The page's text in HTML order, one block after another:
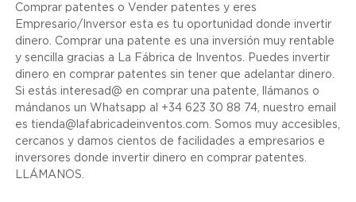
Comprar patentes o Vender patentes y eres
Empresario/Inversor esta es tu oportunidad donde invertir
dinero. Comprar una patente es una inversión muy rentable
y sencilla gracias a La Fábrica de Inventos. Puedes invertir
dinero en comprar patentes sin tener que adelantar dinero.
Si estás interesad@ en comprar una patente, llámanos o
mándanos un Whatsapp al +34 623 30 88 74, nuestro email
es tienda@lafabricadeinventos.com. Somos muy accesibles,
cercanos y damos cientos de facilidades a empresarios e
inversores donde invertir dinero en comprar patentes.
LLÁMANOS.